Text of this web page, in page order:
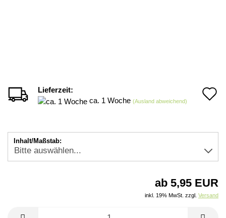
Lieferzeit:
ca. 1 Woche (Ausland abweichend)
Inhalt/Maßstab:
ab 5,95 EUR
inkl. 19% MwSt. zzgl. Versand